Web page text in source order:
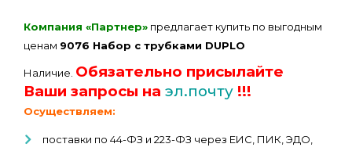
Компания «Партнер» предлагает купить по выгодным
ценам 9076 Набор с трубками DUPLO
Наличие. Обязательно присылайте
Ваши запросы на эл.почту !!!
Осуществляем:
поставки по 44-ФЗ и 223-ФЗ через ЕИС, ПИК, ЭДО,